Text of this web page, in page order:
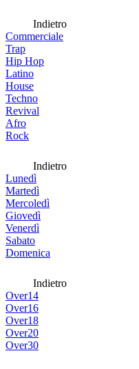
Indietro
Commerciale
Trap
Hip Hop
Latino
House
Techno
Revival
Afro
Rock
Indietro
Lunedì
Martedì
Mercoledì
Giovedì
Venerdì
Sabato
Domenica
Indietro
Over14
Over16
Over18
Over20
Over30